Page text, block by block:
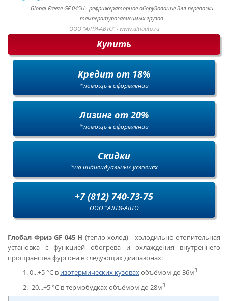
Купить
Кредит от 18%
*помощь в оформлении
Лизинг от 20%
*помощь в оформлении
Скидки
*на индивидуальных условиях
+7 (812) 740-73-75
ООО "АЛТИ-АВТО
Global Freeze GF 045H - рефрижераторное оборудование для перевозки
температурозависимых грузов
ООО "АЛТИ-АВТО" - www.altiauto.ru
Глобал Фриз GF 045 H (тепло-холод) - холодильно-отопительная
установка с функцией обогрева и охлаждения внутреннего
пространства фургона в следующих диапазонах:
0...+5 °C в изотермических кузовахобъёмом до 36м3
-20...+5 °C в термобудках объёмом до 28м3